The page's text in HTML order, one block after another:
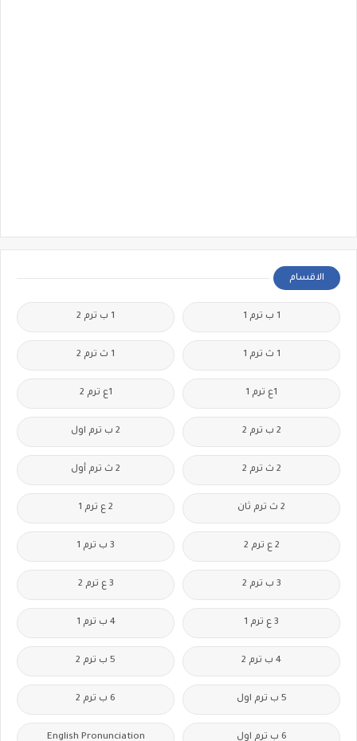
الاقسام
1 ب ترم 1 1 ب ترم 2
1 ث ترم 1 1 ث ترم 2
1ع ترم 1 1ع ترم 2
2 ب ترم 2 2 ب ترم اول
2 ث ترم 2 2 ث ترم أول
2 ث ترم ثان 2 ع ترم 1
2 ع ترم 2 3 ب ترم 1
3 ب ترم 2 3 ع ترم 2
3 ع ترم 1 4 ب ترم 1
4 ب ترم 2 5 ب ترم 2
5 ب ترم اول 6 ب ترم 2
6 ب ترم اول English Pronunciation